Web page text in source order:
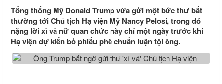
Tổng thống Mỹ Donald Trump vừa gửi một bức thư bất
thường tới Chủ tịch Hạ viện Mỹ Nancy Pelosi, trong đó
nặng lời xỉ vả nữ quan chức này chỉ một ngày trước khi
Hạ viện dự kiến bỏ phiếu phê chuẩn luận tội ông.